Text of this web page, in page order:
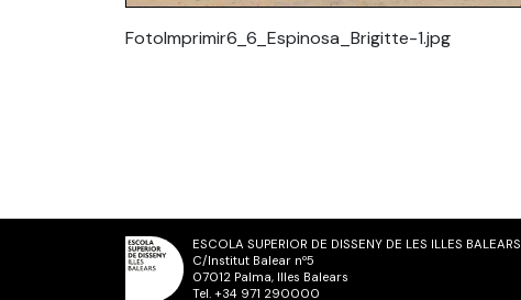
FotoImprimir6_6_Espinosa_Brigitte-1.jpg
ESCOLA SUPERIOR DE DISSENY DE LES ILLES BALEARS
C/Institut Balear nº5
07012 Palma, Illes Balears
Tel. +34 971 290000